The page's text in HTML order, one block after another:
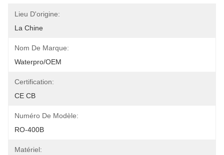
Lieu D'origine:
La Chine
Nom De Marque:
Waterpro/OEM
Certification:
CE CB
Numéro De Modèle:
RO-400B
Matériel: